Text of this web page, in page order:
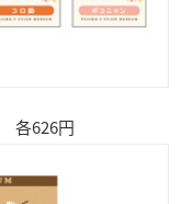
各626円